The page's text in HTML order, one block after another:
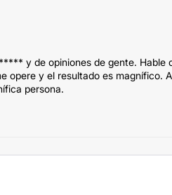
y de opiniones de gente. Hable
opere y el resultado es magnífico.
persona.